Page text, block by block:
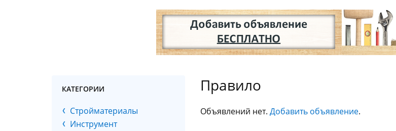
КАТЕГОРИИ
Стройматериалы
Инструмент
Правило
Объявлений нет. Добавить объявление.